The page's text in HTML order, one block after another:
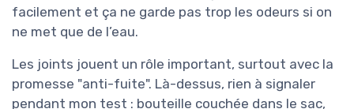
facilement et ça ne garde pas trop les odeurs si on
ne met que de l’eau.
Les joints jouent un rôle important, surtout avec la
promesse "anti-fuite". Là-dessus, rien à signaler
pendant mon test : bouteille couchée dans le sac,